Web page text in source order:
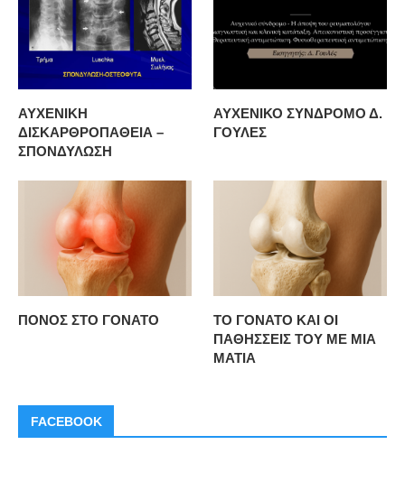
ΑΥΧΕΝΙΚΗ
ΔΙΣΚΑΡΘΡΟΠΑΘΕΙΑ –
ΣΠΟΝΔΥΛΩΣΗ
ΑΥΧΕΝΙΚΟ ΣΥΝΔΡΟΜΟ Δ.
ΓΟΥΛΕΣ
ΠΟΝΟΣ ΣΤΟ ΓΟΝΑΤΟ
ΤΟ ΓΟΝΑΤΟ ΚΑΙ ΟΙ
ΠΑΘΗΣΣΕΙΣ ΤΟΥ ΜΕ ΜΙΑ
ΜΑΤΙΑ
FACEBOOK